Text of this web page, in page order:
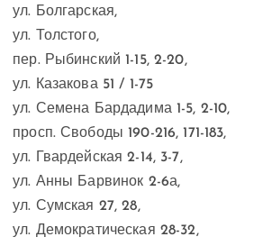
ул. Болгарская,
ул. Толстого,
пер. Рыбинский 1-15, 2-20,
ул. Казакова 51 / 1-75
ул. Семена Бардадима 1-5, 2-10,
просп. Свободы 190-216, 171-183,
ул. Гвардейская 2-14, 3-7,
ул. Анны Барвинок 2-6а,
ул. Сумская 27, 28,
ул. Демократическая 28-32,